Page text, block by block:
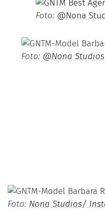
Foto: @Nona
Foto: @Nona
Foto: Nona Studios/